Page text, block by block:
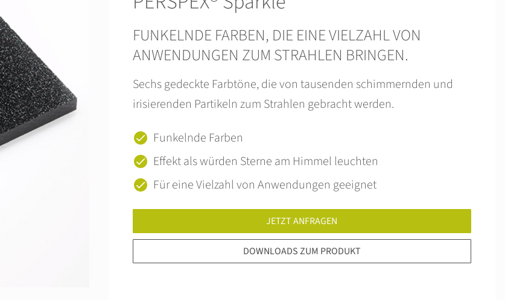
FUNKELNDE FARBEN, DIE EINE VIELZAHL VON
ANWENDUNGEN ZUM STRAHLEN BRINGEN.
Sechs gedeckte Farbtöne, die von tausenden schimmernden und
irisierenden Partikeln zum Strahlen gebracht werden.
Funkelnde Farben
Effekt als würden Sterne am Himmel leuchten
Für eine Vielzahl von Anwendungen geeignet
JETZT ANFRAGEN
DOWNLOADS ZUM PRODUKT